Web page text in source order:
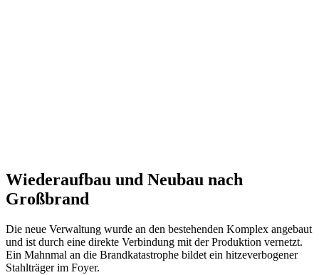
Wiederaufbau und Neubau nach
Großbrand
Die neue Verwaltung wurde an den bestehenden Komplex angebaut
und ist durch eine direkte Verbindung mit der Produktion vernetzt.
Ein Mahnmal an die Brandkatastrophe bildet ein hitzeverbogener
Stahlträger im Foyer.